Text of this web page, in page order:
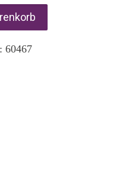
60467